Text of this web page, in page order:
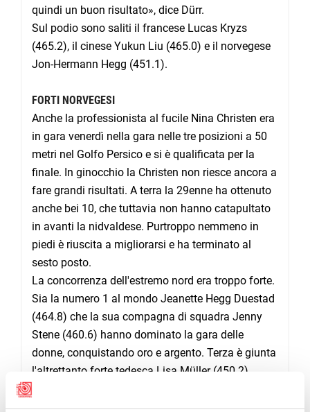
quindi un buon risultato», dice Dürr.
Sul podio sono saliti il francese Lucas Kryzs
(465.2), il cinese Yukun Liu (465.0) e il norvegese
Jon-Hermann Hegg (451.1).
FORTI NORVEGESI
Anche la professionista al fucile Nina Christen era
in gara venerdì nella gara nelle tre posizioni a 50
metri nel Golfo Persico e si è qualificata per la
finale. In ginocchio la Christen non riesce ancora a
fare grandi risultati. A terra la 29enne ha ottenuto
anche bei 10, che tuttavia non hanno catapultato
in avanti la nidvaldese. Purtroppo nemmeno in
piedi è riuscita a migliorarsi e ha terminato al
sesto posto.
La concorrenza dell'estremo nord era troppo forte.
Sia la numero 1 al mondo Jeanette Hegg Duestad
(464.8) che la sua compagna di squadra Jenny
Stene (460.6) hanno dominato la gara delle
donne, conquistando oro e argento. Terza è giunta
l'altrettanto forte tedesca Lisa Müller (450.2).
chiuso la gara all'undicesimo rango.